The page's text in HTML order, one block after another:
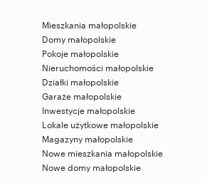
Mieszkania małopolskie
Domy małopolskie
Pokoje małopolskie
Nieruchomości małopolskie
Działki małopolskie
Garaże małopolskie
Inwestycje małopolskie
Lokale użytkowe małopolskie
Magazyny małopolskie
Nowe mieszkania małopolskie
Nowe domy małopolskie